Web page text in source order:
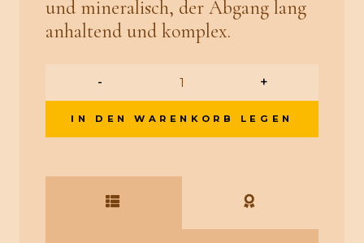
und mineralisch, der Abgang lang
anhaltend und komplex.
- +
IN DEN WARENKORB LEGEN